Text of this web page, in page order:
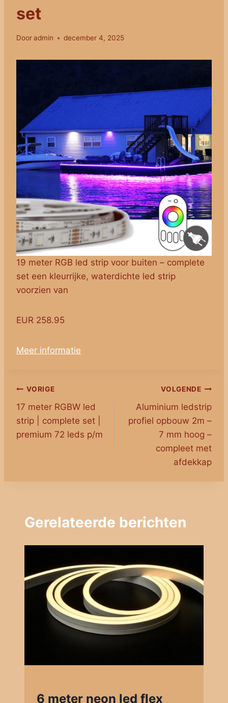
set
Dooradmin december 4, 2025
19 meter RGB led strip voor buiten – complete
set een kleurrijke, waterdichte led strip
voorzien van
EUR 258.95
Meer informatie
Bericht
navigatie
VORIGE
17 meter RGBW led
strip | complete set |
premium 72 leds p/m
VOLGENDE
Aluminium ledstrip
profiel opbouw 2m –
7 mm hoog –
compleet met
afdekkap
Gerelateerde berichten
6 meter neon led flex